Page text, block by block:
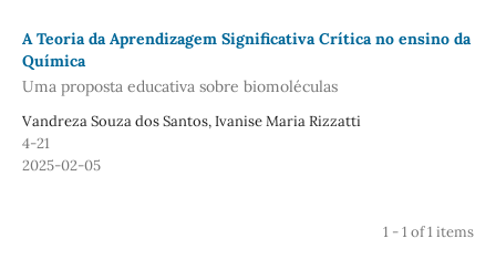
A Teoria da Aprendizagem Significativa Crítica no ensino da
Química
Uma proposta educativa sobre biomoléculas
Vandreza Souza dos Santos, Ivanise Maria Rizzatti
4-21
2025-02-05
1 - 1 of 1 items